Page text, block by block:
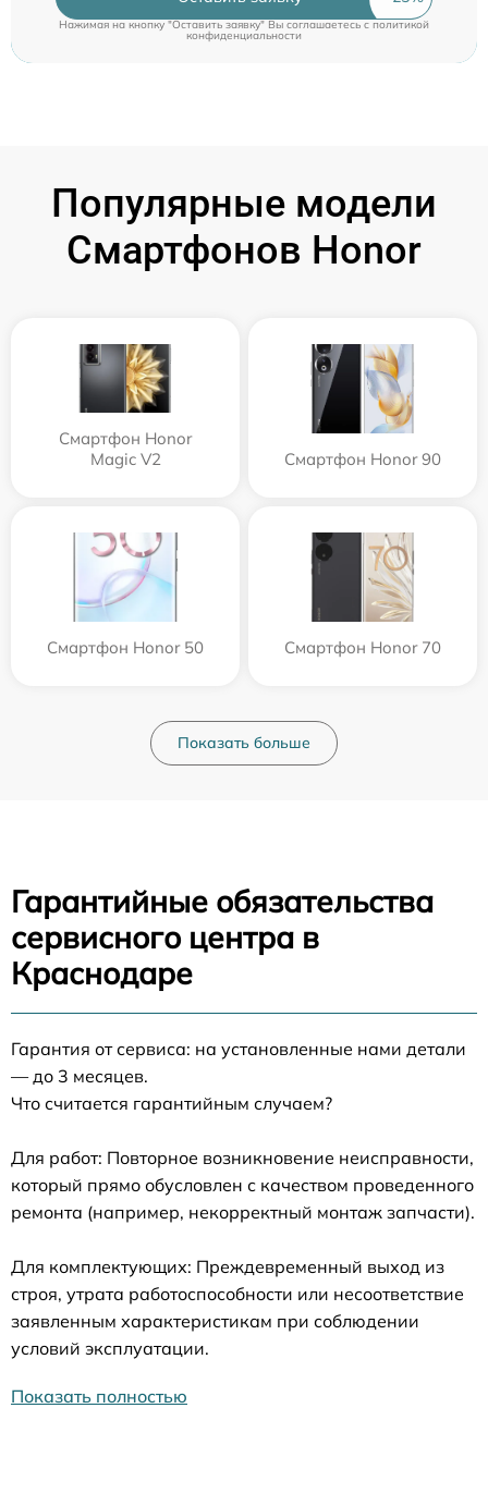
Нажимая на кнопку "Оставить заявку" Вы соглашаетесь cполитикой
конфиденциальности
Популярные модели
Смартфонов Honor
Смартфон Honor
Magic V2
Смартфон Honor 90
Смартфон Honor 50 Смартфон Honor 70
Показать больше
Гарантийные обязательства
сервисного центра в
Краснодаре
Гарантия от сервиса: на установленные нами детали
— до 3 месяцев.
Что считается гарантийным случаем?
Для работ: Повторное возникновение неисправности,
который прямо обусловлен с качеством проведенного
ремонта (например, некорректный монтаж запчасти).
Для комплектующих: Преждевременный выход из
строя, утрата работоспособности или несоответствие
заявленным характеристикам при соблюдении
условий эксплуатации.
Показать полностью